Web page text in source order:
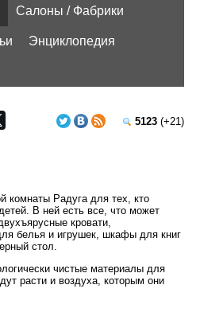
Разное
Салоны / Фабрики
Энциклопедия
5123 (+21)
комнаты Радуга для тех, кто
В ней есть все, что может
кровати,
белья и игрушек, шкафы для книг
стол.
чистые материалы для
расти и воздуха, которым они